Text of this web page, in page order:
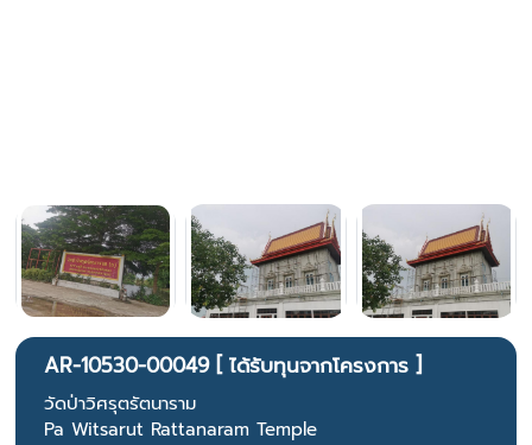
AR-10530-00049 [ ได้รับทุนจากโครงการ ]
วัดป่าวิศรุตรัตนาราม
Pa Witsarut Rattanaram Temple